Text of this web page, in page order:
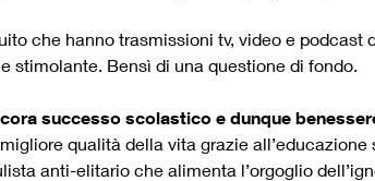
che hanno trasmissioni tv, video e podcast
stimolante. Bensì di una questione di fondo.
successo scolastico e dunque
qualità della vita grazie
anti-elitario che alimenta l’orgoglio